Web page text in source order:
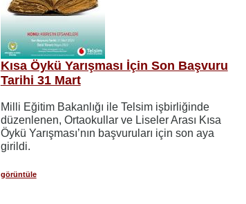
Kısa Öykü Yarışması İçin Son Başvuru
Tarihi 31 Mart
Milli Eğitim Bakanlığı ile Telsim işbirliğinde
düzenlenen, Ortaokullar ve Liseler Arası Kısa
Öykü Yarışması’nın başvuruları için son aya
girildi.
görüntüle